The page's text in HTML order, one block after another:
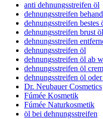
anti dehnungsstreifen öl
dehnungsstreifen
dehnungsstreifen bestes
dehnungsstreifen brust öl
dehnungsstreifen
dehnungsstreifen öl
dehnungsstreifen öl ab
dehnungsstreifen öl
dehnungsstreifen öl
Dr. Neubauer Cosmetics
Fúmée Kosmetik
Fúmée Naturkosmetik
öl bei dehnungsstreifen